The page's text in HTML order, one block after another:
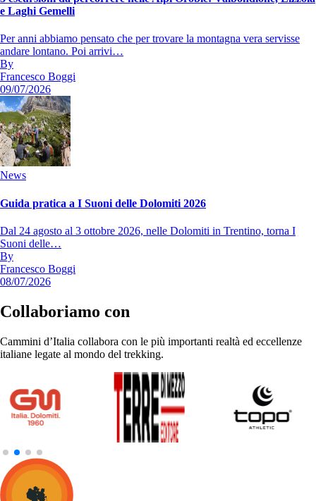
e Laghi Gemelli
Per anni abbiamo pensato che per trovare la montagna vera servisse
andare lontano. Poi arrivi…
By
Francesco Boggi
09/07/2026
News
Guida pratica a I Suoni delle Dolomiti 2026
Dal 24 agosto al 3 ottobre 2026, nelle Dolomiti in Trentino, torna I
Suoni delle…
By
Francesco Boggi
08/07/2026
Collaboriamo con
Cammini d’Italia collabora con le più importanti realtà ed eccellenze
italiane legate al mondo del trekking.